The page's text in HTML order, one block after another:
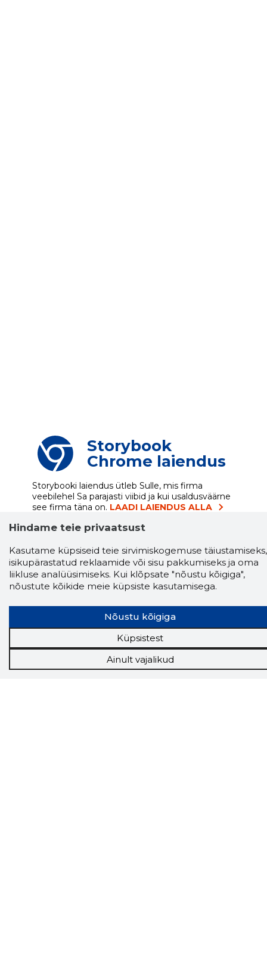
Storybook
Chrome laiendus
Storybooki laiendus ütleb Sulle, mis firma
veebilehel Sa parajasti viibid ja kui usaldusväärne
see firma täna on. LAADI LAIENDUS ALLA
Näed helistaja tausta! Storybooki Äpp toob
SinuniOTSEKONTAKTID400 000 Eesti
ettevõtte ja isikute kohta (juhid, ametnikud).
Andmed on rikastatud maksevõime ja
finantsinfoga.
Hindame teie privaatsust
Kasutame küpsiseid teie sirvimiskogemuse täiustamiseks,
isikupärastatud reklaamide või sisu pakkumiseks ja oma
liikluse analüüsimiseks. Kui klõpsate "nõustu kõigiga",
nõustute kõikide meie küpsiste kasutamisega.
Nõustu kõigiga
Küpsistest
Ainult vajalikud